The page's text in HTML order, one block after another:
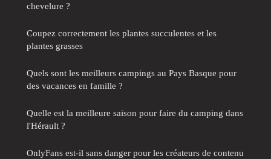
chevelure ?
Coupez correctement les plantes succulentes et les
plantes grasses
Quels sont les meilleurs campings au Pays Basque pour
des vacances en famille ?
Quelle est la meilleure saison pour faire du camping dans
l'Hérault ?
OnlyFans est-il sans danger pour les créateurs de contenu